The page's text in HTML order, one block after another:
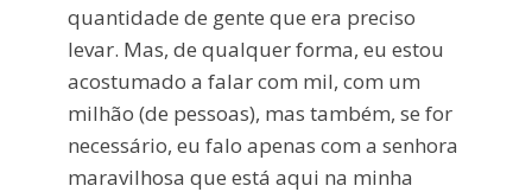
quantidade de gente que era preciso
levar. Mas, de qualquer forma, eu estou
acostumado a falar com mil, com um
milhão (de pessoas), mas também, se for
necessário, eu falo apenas com a senhora
maravilhosa que está aqui na minha